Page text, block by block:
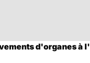
d'organes à